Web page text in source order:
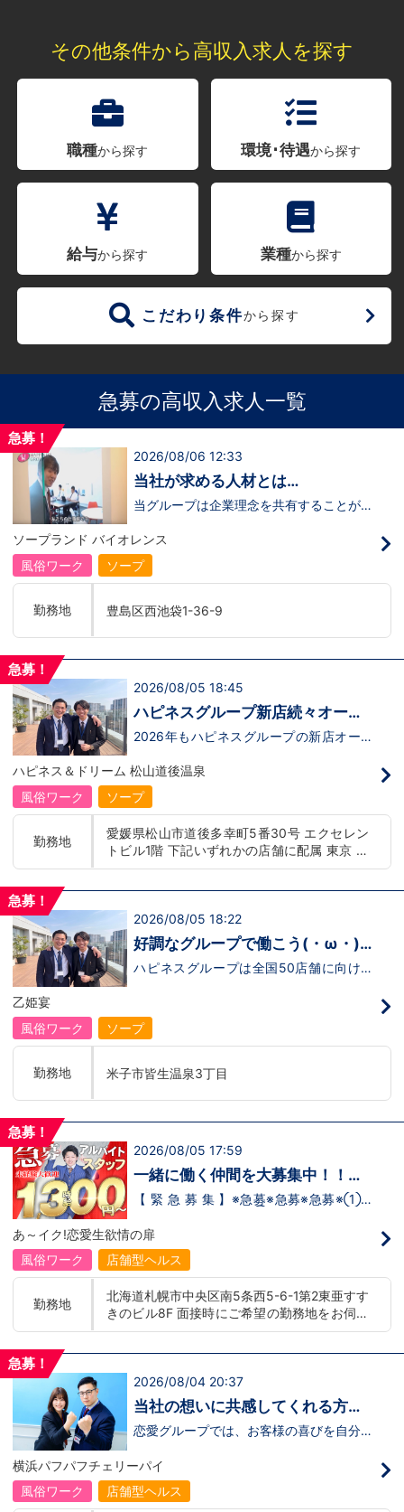
その他条件から高収入求人を探す
職種から探す 環境･待遇から探す
給与から探す 業種から探す
こだわり条件から探す
急募の高収入求人一覧
急募！
2026/08/06 12:33
当社が求める人材とは…
当グループは企業理念を共有することがで
神】を持っている方を求めています。さら
に！『ハピネスグループは、店舗数が増え
ます！！』つまり…【店長/幹部】の空き
枠があるってことです。実際に働いてみ
職者になれない(´;ω;｀)なんて経験はあり
ませんか？？当グループは年功序列ではな
く実力主義です。頑張り次第でいくらでも
のある方には必要な席をしっかりご用意で
入社後、最短で8ヶ月で店長になった先輩
もいます。その先輩のあとにアナタも続き
ませんか！？勿論、男性だけではなく女性
も活躍中。ハピネスグループ初の女性店長
イトレジャー業界だからといって一般大手
企業様に引けを取らない体制で取り組んで
いる会社です。そのため、誰もが安心して
入社・勤務のできる環境なのです。それで
ャルサイトをご覧下さい。
【https://happiness-group.biz/】※お手
数ですがコピー＆ペーストしてURLを開い
他社と比較検討中など。そのような時は1
もしれません。アナタからのご連絡お待ち
しております。
ソープランド バイオレンス
風俗ワーク
ソープ
勤務地 豊島区西池袋1-36-9
急募！
2026/08/05 18:45
ハピネスグループ新店続々オープ
ン決定！
2026年もハピネスグループの新店オープ
てみませんか？いままでの職歴も学歴も一
切関係ありません。頑張り次第で20代で
年収1000万円も夢じゃないんです！一般
職からの転職や、女性からのご応募大歓
ッフ一人ひとりが働きやすい環境のお店で
す。現在多くの女性スタッフが勤務してお
ります。業界経験のある方もない方もご応
新人キャストさんにお仕事を教えるアドバ
は年功序列ではなく実力主義です。 頑張
り次第でいくらでも店長や幹部枠への昇格
が可能なんです！力のある方には必要な席
をしっかりご用意できる環境ですのでご安
ハピネス＆ドリーム 松山道後温泉
風俗ワーク
ソープ
勤務地
愛媛県松山市道後多幸町5番30号 エクセレン
トビル1階 下記いずれかの店舗に配属 東京 五
反田：五反田駅から徒歩2分 池袋：池袋駅西
水戸：水戸駅からバス5分 北海道 札幌：すす
きの駅から徒歩5分 中国・四国 鳥取：米子市
皆生温泉 愛媛：松山道後温泉 九州・沖縄 福
岡：中洲川端駅から徒歩8分 沖縄：那覇市※出
店準備中 他にも続々出店予定 遠方からのご応
急募！
2026/08/05 18:22
好調なグループで働こう(・ω・)
ノ
ハピネスグループは全国50店舗に向けて
有！！ つまり・・・ハピネスグループの
中でも、今！1番役職に就けるチャンスが
「今」入社するべきじゃないです
か！？！？ のし上がりたいなら、このビ
ッグチャンス見逃さないでください！！チ
か？？当グループは年功序列ではなく実力
や幹部枠への昇格が可能なんです！力のあ
る方には必要な席をしっかりご用意できる
環境ですのでご安心ください。実際に入社
後、最短で8ヶ月で店長になった先輩もい
んか！？ 勿論、男性だけではなく女性も
活躍中。ハピネスグループ初の女性店長だ
って目指せます。それでもまだ迷ってるっ
て方は是非オフィシャルサイトをご覧下さ
お手数ですがコピー＆ペーストしてURLを
開いていただければです。先輩のインタビ
ュー動画など、アナタが一歩踏み出すキッ
非ご覧ください(^^)鳥取米子で 「オトコの
480万円＋目標達成報奨金100万円☆※今
だけ限定引越し代も当社負担！！！
乙姫宴
風俗ワーク
ソープ
勤務地 米子市皆生温泉3丁目
急募！
2026/08/05 17:59
一緒に働く仲間を大募集中！！
【アルバイト・送迎ドライバー急
【 緊 急 募 集 】※急募※急募※急募※①ス
バー！店舗間5分程度お客様を送迎するだ
け！時給：①1,300円～②1,100円～勤務
時間：①早番：8:00～18:00 （食事休憩
あり：実働9時間） 遅番：16:00～翌
日祝日の日中(9時～16時位まで)、平日夜
(夕方～24時位まで)※ご希望があれば、そ
の他のシフト調整も可能です。お気軽にご
であればOK！②ご自身の車持ち込み
用時は時給変動あり）「今すぐ稼ぎた
い！」「業界に興味はあるけどちょっと不
安...」「運転が好き！」という方、大歓
迎！スピード採用中につき、ご応募はお急
喜びを自分自身の喜びに感じられるような
人物を求めています！・接客が好き・お客
様が笑顔になると自分も嬉しい・お客様だ
けでなく、働く仲間もキャストさんも笑顔
あ～イク!恋愛生欲情の扉
風俗ワーク
店舗型ヘルス
勤務地
北海道札幌市中央区南5条西5-6-1第2東亜すす
きのビル8F 面接時にご希望の勤務地をお伺い
し、配属店舗を決定いたします。 入社後の転
■横浜エリア：神奈川県横浜市中区 ・京急線
黄金町駅、日ノ出町駅 ・市営地下鉄阪東橋
駅、伊勢佐木長者町駅 ・JR横浜線関内駅 ■札
幌エリア：北海道札幌市 地下鉄南北線すすき
の駅
急募！
2026/08/04 20:37
当社の想いに共感してくれる方、
大募集‼
恋愛グループでは、お客様の喜びを自分自
います！・接客が好き・お客様が笑顔にな
ると自分も嬉しい・お客様だけでなく、働
く仲間もキャストさんも笑顔になると嬉し
い・喜んで(楽しんで)もらう為にはどうし
横浜パフパフチェリーパイ
風俗ワーク
店舗型ヘルス